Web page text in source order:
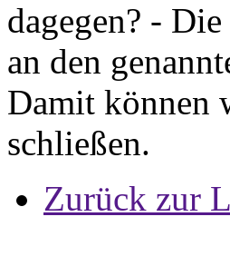
dagegen? -
an den
Damit können
schließen.
Zurück zur